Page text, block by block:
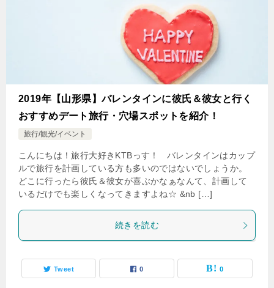
2019年【山形県】バレンタインに彼氏＆彼女と行く
おすすめデート旅行・穴場スポットを紹介！
旅行/観光/イベント
こんにちは！旅行大好きKTBっす！ バレンタインはカップ
ルで旅行を計画している方も多いのではないでしょうか。
どこに行ったら彼氏＆彼女が喜ぶかなぁなんて、計画して
いるだけでも楽しくなってきますよね☆ &nb […]
続きを読む
Tweet 0 0